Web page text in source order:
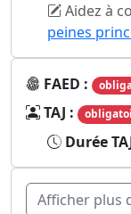
Aidez à
peines
FAED :
TAJ :
Durée
Afficher plus